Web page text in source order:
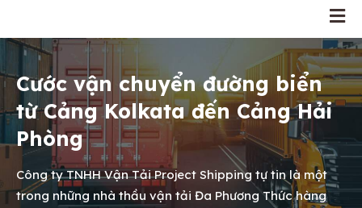
Cước vận chuyển đường biển
từ Cảng Kolkata đến Cảng Hải
Phòng
Công ty TNHH Vận Tải Project Shipping tự tin là một
trong những nhà thầu vận tải Đa Phương Thức hàng